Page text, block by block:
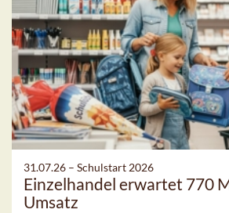
31.07.26 – Schulstart 2026
Einzelhandel erwartet 770
Umsatz